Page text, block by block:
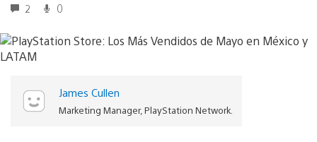
2 0
James Cullen
Marketing Manager, PlayStation Network.